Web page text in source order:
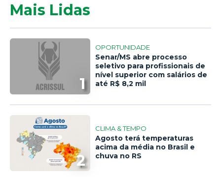
Mais Lidas
1
OPORTUNIDADE
Senar/MS abre processo
seletivo para profissionais de
nível superior com salários de
até R$ 8,2 mil
2
CLIMA & TEMPO
Agosto terá temperaturas
acima da média no Brasil e
chuva no RS